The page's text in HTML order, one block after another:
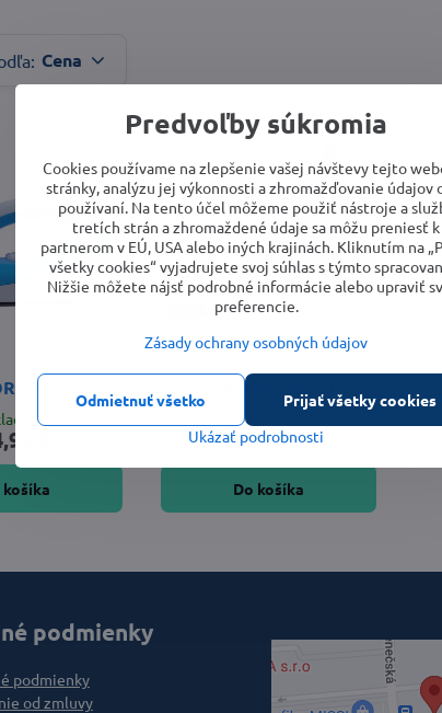
Cena
ZE-202
€
košíka
ETA 7246 90000
Skladom
34,75 €
Do košíka
podmienky
podmienky
od zmluvy
Predvoľby súkromia
Cookies používame na zlepšenie vašej návštevy tejto
stránky, analýzu jej výkonnosti a zhromažďovanie údajov
používaní. Na tento účel môžeme použiť nástroje a
tretích strán a zhromaždené údaje sa môžu preniesť k
partnerom v EÚ, USA alebo iných krajinách. Kliknutím na
všetky cookies“ vyjadrujete svoj súhlas s týmto
Nižšie môžete nájsť podrobné informácie alebo upraviť
preferencie.
Zásady ochrany osobných údajov
Ukázať podrobnosti
Prijať všetky cookies
Odmietnuť všetko